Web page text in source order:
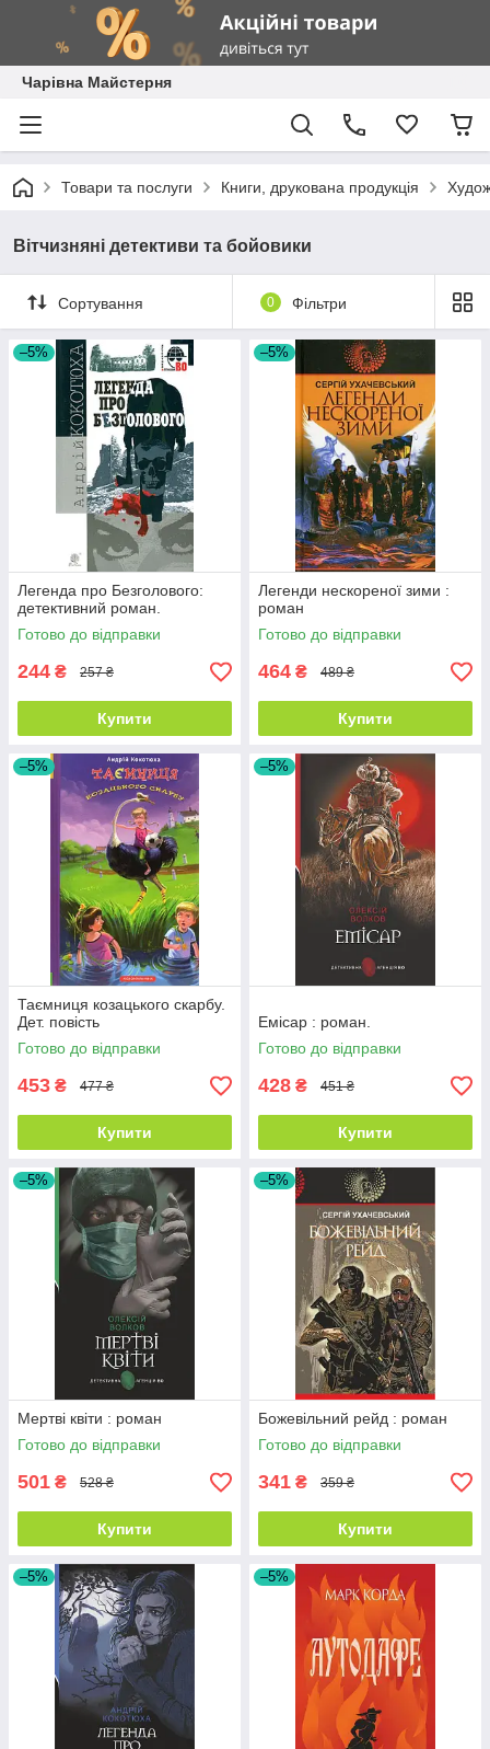
Чарівна Майстерня
Товари та послуги Книги, друкована продукція
Вітчизняні детективи та бойовики
Сортування 0 Фільтри
–5%
Легенда про Безголового:
детективний роман.
Готово до відправки
244 ₴ 257 ₴
Купити
–5%
Легенди нескореної зими :
роман
Готово до відправки
464 ₴ 489 ₴
Купити
–5%
Таємниця козацького скарбу.
Дет. повість
Готово до відправки
453 ₴ 477 ₴
Купити
–5%
Емісар : роман.
Готово до відправки
428 ₴ 451 ₴
Купити
–5%
Мертві квіти : роман
Готово до відправки
501 ₴ 528 ₴
Купити
–5%
Божевільний рейд : роман
Готово до відправки
341 ₴ 359 ₴
Купити
–5% –5%